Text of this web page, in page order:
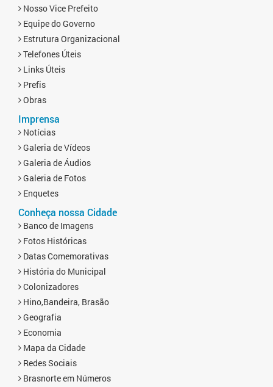
Nosso Vice Prefeito
Equipe do Governo
Estrutura Organizacional
Telefones Úteis
Links Úteis
Prefis
Obras
Imprensa
Notícias
Galeria de Vídeos
Galeria de Áudios
Galeria de Fotos
Enquetes
Conheça nossa Cidade
Banco de Imagens
Fotos Históricas
Datas Comemorativas
História do Municipal
Colonizadores
Hino,Bandeira, Brasão
Geografia
Economia
Mapa da Cidade
Redes Sociais
Brasnorte em Números